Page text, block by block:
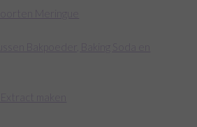
Meringue
Bakpoeder, Baking Soda en
maken